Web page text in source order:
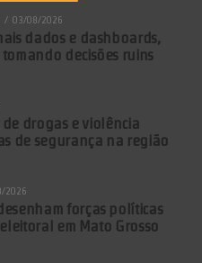
03/08/2026
dados e dashboards,
decisões ruins
de drogas e violência
de segurança na região
2026
forças políticas
em Mato Grosso